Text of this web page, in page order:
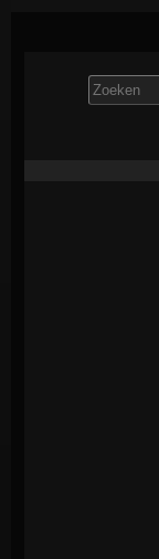
Zoek
naar: